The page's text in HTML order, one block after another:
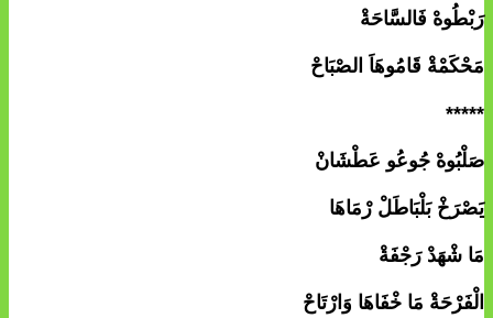
رَبْطُوهْ فَالسَّاحَةْ
مَحْكَمْةْ قَامُوهَاَ الصْبَاحْ
*****
صَلْبُوهْ جُوعُو عَطْشَانْ
يَصْرَخْ بَلْبَاطَلْ رْمَاهَا
مَا شْهَدْ رَجْفَةْ
الْفَرْحَةْ مَا خْفَاهَا وَارْتَاحْ